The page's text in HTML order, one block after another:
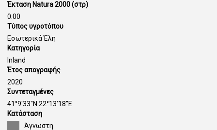
Έκταση Natura 2000 (στρ)
0.00
Τύπος υγροτόπου
Εσωτερικά Έλη
Κατηγορία
Inland
Έτος απογραφής
2020
Συντεταγμένες
41°9'33''N 22°13'18''E
Κατάσταση
Άγνωστη